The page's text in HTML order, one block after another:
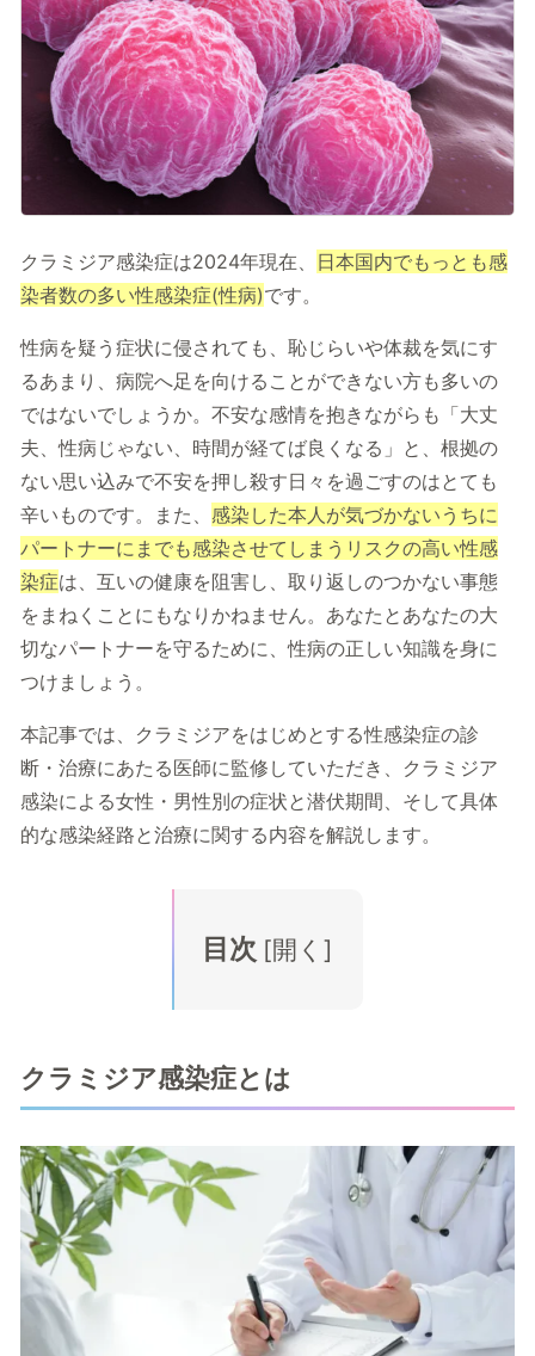
記事を読む
症状に関する記事
病気に関する記事
監修医師一覧
開院情報一覧
運営情報
運営会社／会社概要
プライバシーポリシー
クラミジア感染症は2024年現在、 日本国内でもっとも感
染者数の多い性感染症(性病)です。
性病を疑う症状に侵されても、恥じらいや体裁を気にす
るあまり、病院へ足を向けることができない方も多いの
ではないでしょうか。不安な感情を抱きながらも「大丈
夫、性病じゃない、時間が経てば良くなる」と、根拠の
ない思い込みで不安を押し殺す日々を過ごすのはとても
辛いものです。また、 感染した本人が気づかないうちに
パートナーにまでも感染させてしまうリスクの高い性感
染症は、互いの健康を阻害し、取り返しのつかない事態
をまねくことにもなりかねません。あなたとあなたの大
切なパートナーを守るために、性病の正しい知識を身に
つけましょう。
本記事では、クラミジアをはじめとする性感染症の診
断・治療にあたる医師に監修していただき、クラミジア
感染による女性・男性別の症状と潜伏期間、そして具体
的な感染経路と治療に関する内容を解説します。
目次 [開く ]
クラミジア感染症とは